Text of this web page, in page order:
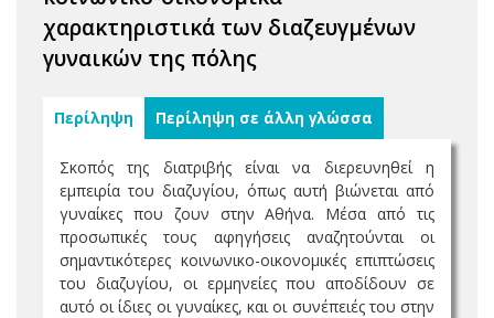
χαρακτηριστικά των διαζευγμένων
γυναικών της πόλης
Περίληψη Περίληψη σε άλλη γλώσσα
Σκοπός της διατριβής είναι να διερευνηθεί η
εμπειρία του διαζυγίου, όπως αυτή βιώνεται από
γυναίκες που ζουν στην Αθήνα. Μέσα από τις
προσωπικές τους αφηγήσεις αναζητούνται οι
σημαντικότερες κοινωνικο-οικονομικές επιπτώσεις
του διαζυγίου, οι ερμηνείες που αποδίδουν σε
αυτό οι ίδιες οι γυναίκες, και οι συνέπειές του στην